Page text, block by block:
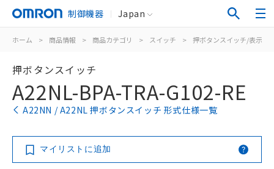
制御機器 Japan
ホーム > 商品情報 > 商品カテゴリ > スイッチ > 押ボタンスイッチ/表示灯
押ボタンスイッチ
A22NL-BPA-TRA-G102-RE
A22NN / A22NL 押ボタンスイッチ 形式仕様一覧
マイリストに追加